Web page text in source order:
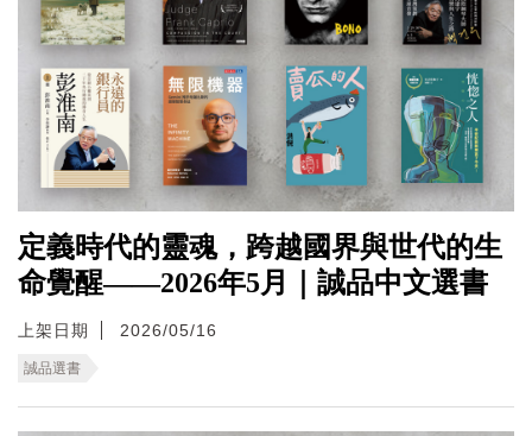
定義時代的靈魂，跨越國界與世代的生
命覺醒——2026年5月｜誠品中文選書
上架日期 2026/05/16
誠品選書